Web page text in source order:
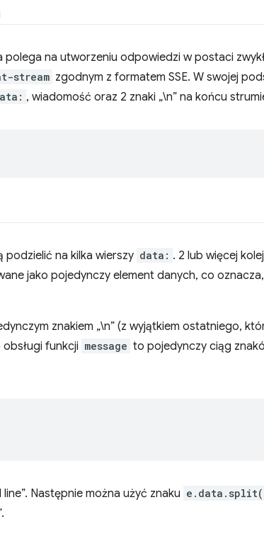
polega na utworzeniu odpowiedzi w postaci
stream zgodnym z formatem SSE. W swojej
, wiadomość oraz 2 znaki „\n” na końcu
podzielić na kilka wierszy data: . 2 lub więcej
jako pojedynczy element danych, co
znakiem „\n” (z wyjątkiem ostatniego,
funkcji message to pojedynczy ciąg
Następnie można użyć znaku